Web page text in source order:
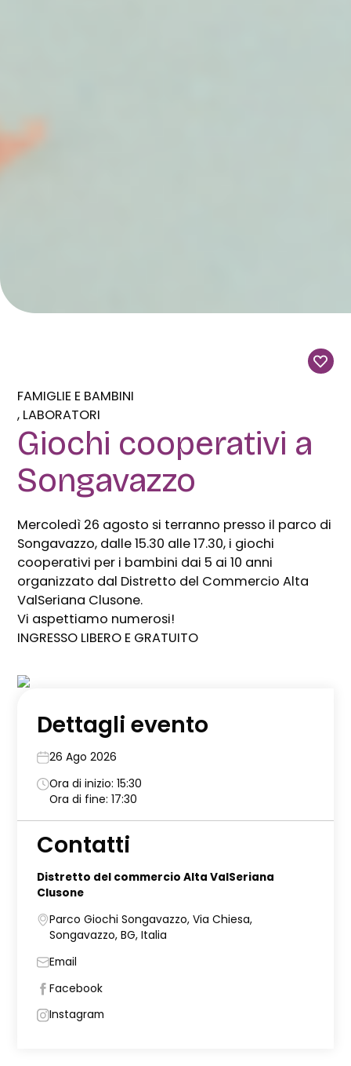
FAMIGLIE E BAMBINI
LABORATORI
Giochi cooperativi a
Songavazzo
Mercoledì 26 agosto si terranno presso il parco di
Songavazzo, dalle 15.30 alle 17.30, i giochi
cooperativi per i bambini dai 5 ai 10 anni
organizzato dal Distretto del Commercio Alta
ValSeriana Clusone.
Vi aspettiamo numerosi!
INGRESSO LIBERO E GRATUITO
Dettagli evento
26 Ago 2026
Ora di inizio: 15:30
Ora di fine: 17:30
Contatti
Distretto del commercio Alta ValSeriana
Clusone
Parco Giochi Songavazzo, Via Chiesa,
Songavazzo, BG, Italia
Email
Facebook
Instagram